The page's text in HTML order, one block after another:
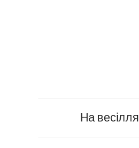
На весілля